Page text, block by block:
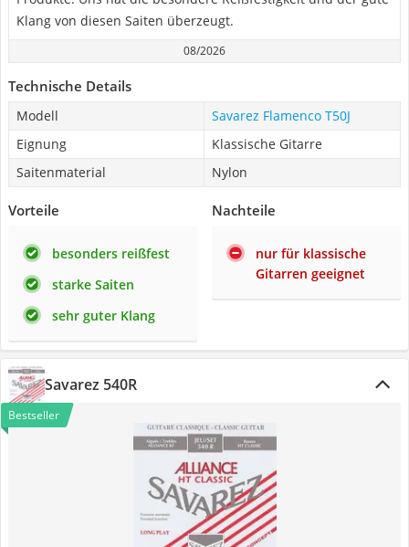
Klang von diesen Saiten überzeugt.
08/2026
Technische Details
Modell
Savarez Flamenco T50J
Eignung
Klassische Gitarre
Saitenmaterial
Nylon
Vorteile
besonders reißfest
starke Saiten
sehr guter Klang
Nachteile
nur für klassische
Gitarren geeignet
Savarez 540R
Bestseller